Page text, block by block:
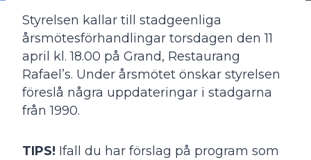
Styrelsen kallar till stadgeenliga
årsmötesförhandlingar torsdagen den 11
april kl. 18.00 på Grand, Restaurang
Rafael’s. Under årsmötet önskar styrelsen
föreslå några uppdateringar i stadgarna
från 1990.
TIPS! Ifall du har förslag på program som